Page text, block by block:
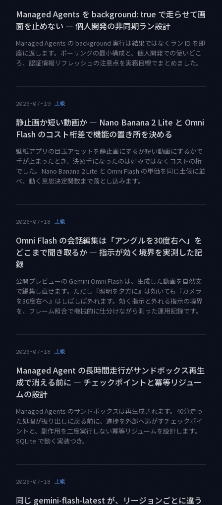
Managed Agents を background: true で走らせて画
面を止めない — 個人開発の非同期ラン設計
Managed Agents の background 実行は結果ではなくラン ID を即
座に返します。ポーリングの最小構成と、個人開発での使いどこ
ろ、認証情報リフレッシュの注意点を実務目線でまとめました。
2026-07-19 上級
静止画か短い動画か — Nano Banana 2 Lite と Omni
Flash のコスト桁差で機能の置き所を決める
壁紙アプリの目玉アセットを静止画にするか短い動画にするかで
手が止まったとき、決め手になったのは好みではなくコストの桁
でした。Nano Banana 2 Lite と Omni Flash の単価を同じ土俵に並
べ、動く意思決定関数まで落とし込みます。
2026-07-18 上級
Omni Flash の会話編集は「アングルを30度右へ」を
どこまで聞き取るか — 指示が効く境界を実測した記
録
公開プレビューの Gemini Omni Flash は、生成した動画を自然文
で編集し直せます。ただし『照明を夕方に』は効いても『カメラ
を30度右へ』はしばしば外れます。効く指示と外れる指示の境界
を、フレーム照合で機械的に仕分けながら測った運用記録です。
2026-07-18 上級
Managed Agent の長時間走行がサンドボックス再生
成で消える前に — チェックポイントと冪等リジュー
ムの設計
Managed Agents のサンドボックスは再生成されます。40分走っ
た処理が振り出しに戻る前に、進捗を外部へ逃がすチェックポイ
ントと、副作用を二度実行しない冪等リジュームを設計します。
SQLite で動く実装つき。
2026-07-18 上級
同じ gemini-flash-latest が、リージョンごとに違う